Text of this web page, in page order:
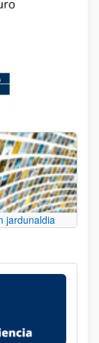
jardunaldia